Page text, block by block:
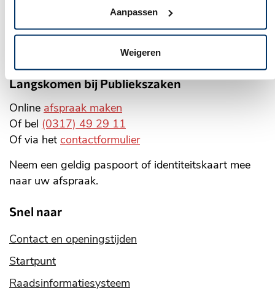
Aanpassen
Weigeren
Dinsdag tot en met vrijdag:
8.30 tot 17.00 uur
Langskomen bij Publiekszaken
Online afspraak maken
Of bel (0317) 49 29 11
Of via het contactformulier
Neem een geldig paspoort of identiteitskaart mee
naar uw afspraak.
Snel naar
Contact en openingstijden
Startpunt
Raadsinformatiesysteem